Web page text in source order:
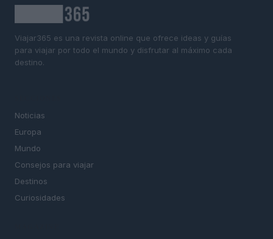
Viajar365 es una revista online que ofrece ideas y guías
para viajar por todo el mundo y disfrutar al máximo cada
destino.
Noticias
Europa
Mundo
Consejos para viajar
Destinos
Curiosidades